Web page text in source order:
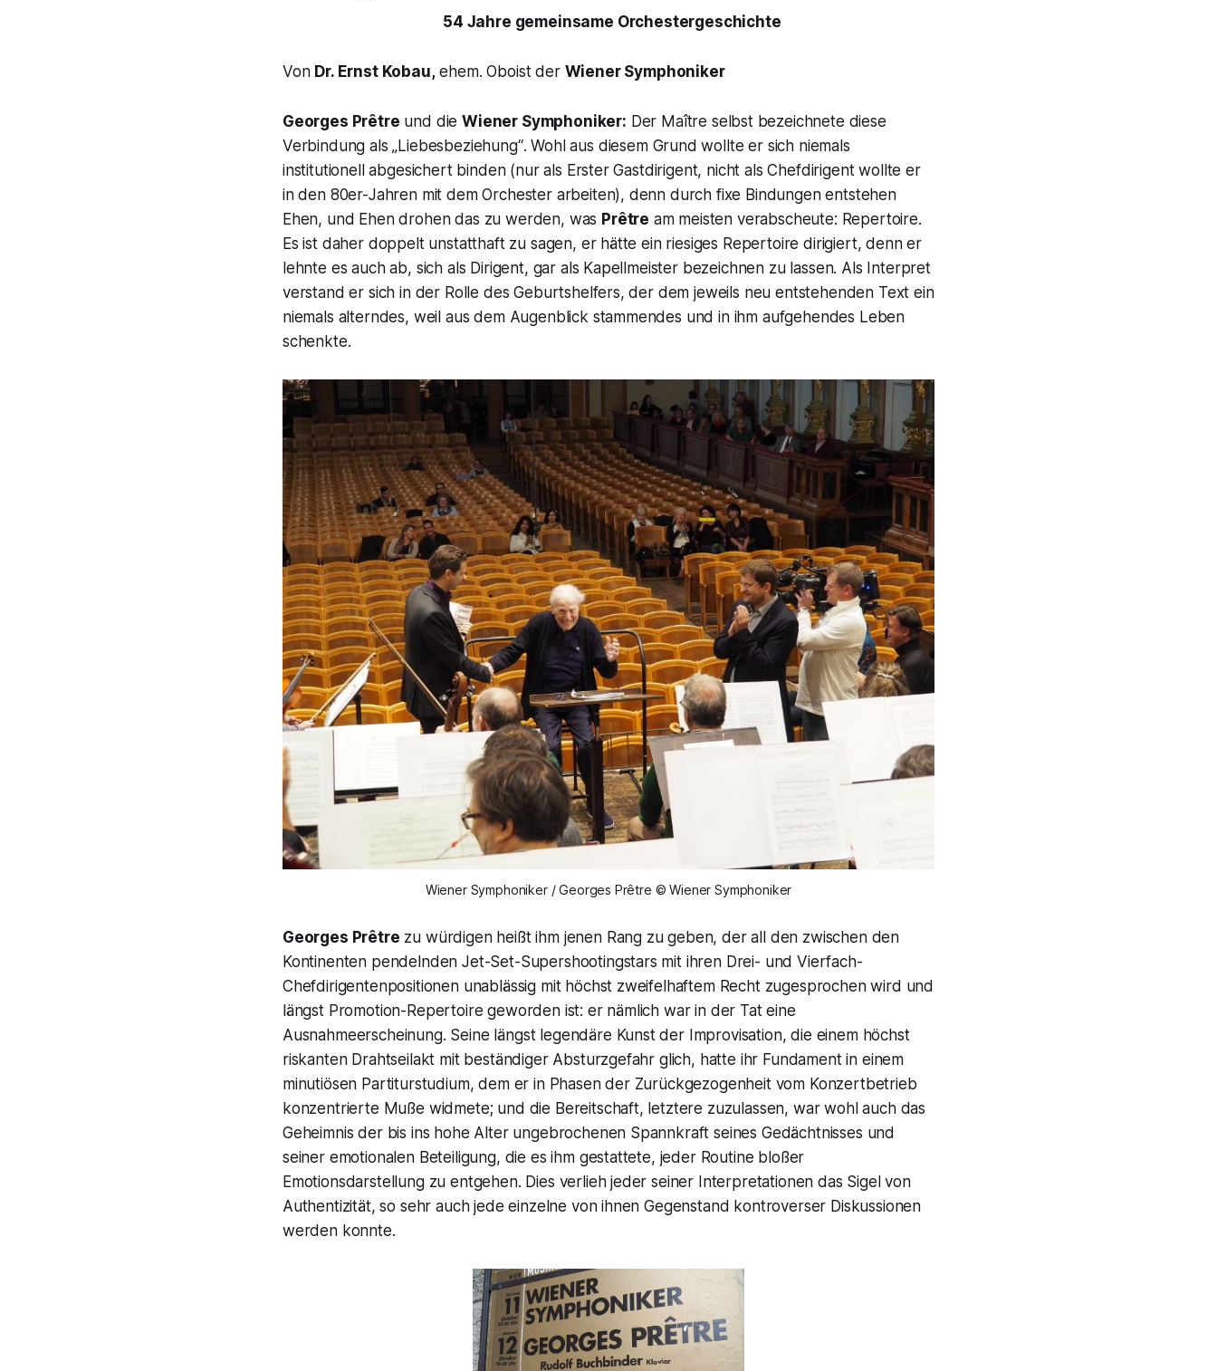
54 Jahre gemeinsame Orchestergeschichte
Von Dr. Ernst Kobau,ehem. Oboist der Wiener Symphoniker
Georges Prêtre und dieWiener Symphoniker: Der Maître selbst bezeichnete diese
Verbindung als„Liebesbeziehung“. Wohl aus diesem Grund wollte er sich niemals
institutionell abgesichert binden (nur als Erster Gastdirigent, nicht als Chefdirigent wollte er
in den 80er-Jahren mit dem Orchester arbeiten), denn durch fixe Bindungen entstehen
Ehen, und Ehen drohen das zu werden, was Prêtre am meisten verabscheute: Repertoire.
Es ist daher doppelt unstatthaft zu sagen, er hätte ein riesiges Repertoire dirigiert, denn er
lehnte es auch ab, sich als Dirigent, gar als Kapellmeister bezeichnen zu lassen. Als Interpret
verstand er sich in der Rolle des Geburtshelfers, der dem jeweils neu entstehenden Text ein
niemals alterndes, weil aus dem Augenblick stammendes und in ihm aufgehendes Leben
schenkte.
Wiener Symphoniker / Georges Prêtre © Wiener Symphoniker
Georges Prêtre zu würdigen heißt ihm jenen Rang zu geben, der all den zwischen den
Kontinenten pendelnden Jet-Set-Supershootingstars mit ihren Drei- und Vierfach-
Chefdirigentenpositionen unablässig mit höchst zweifelhaftem Recht zugesprochen wird und
längst Promotion-Repertoire geworden ist: er nämlich war in der Tat eine
Ausnahmeerscheinung. Seine längst legendäre Kunst der Improvisation, die einem höchst
riskanten Drahtseilakt mit beständiger Absturzgefahr glich, hatte ihr Fundament in einem
minutiösen Partiturstudium, dem er in Phasen der Zurückgezogenheit vom Konzertbetrieb
konzentrierte Muße widmete; und die Bereitschaft, letztere zuzulassen, war wohl auch das
Geheimnis der bis ins hohe Alter ungebrochenen Spannkraft seines Gedächtnisses und
seiner emotionalen Beteiligung, die es ihm gestattete, jeder Routine bloßer
Emotionsdarstellung zu entgehen. Dies verlieh jeder seiner Interpretationen das Sigel von
Authentizität, so sehr auch jede einzelne von ihnen Gegenstand kontroverser Diskussionen
werden konnte.